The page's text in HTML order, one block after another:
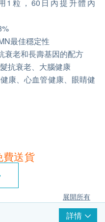
1粒，60日內提升體內
最佳穩定性
衰老和長壽基因的配方
抗衰老、大腦健康
康、心血管健康、眼睛健
費送貨
展開所有
詳情